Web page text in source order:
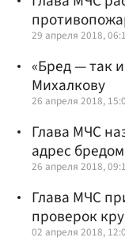
29 апреля 2018,
«Бред — так
Михалкову
26 апреля 2018,
Глава МЧС
адрес бредом
26 апреля 2018,
Глава МЧС
проверок
02 апреля 2018,